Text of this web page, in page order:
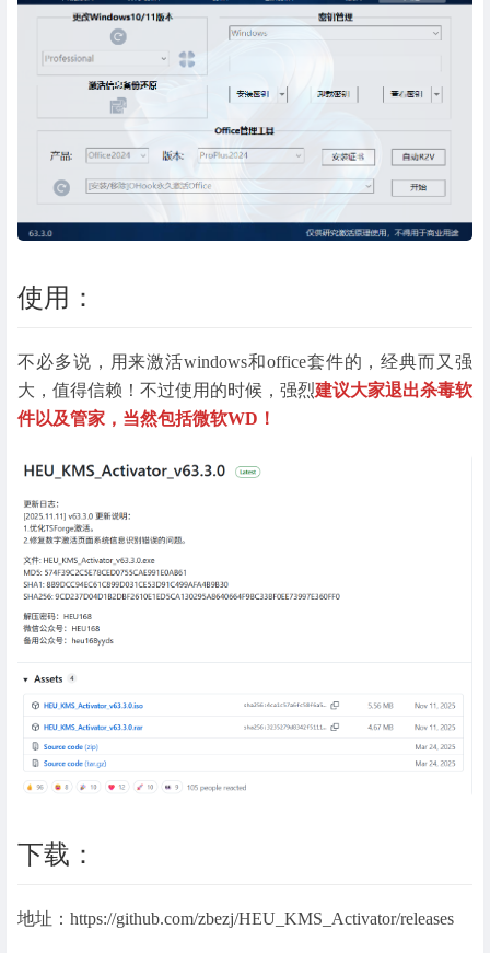
使用：
不必多说，用来激活windows和office套件的，经典而又强
大，值得信赖！不过使用的时候，强烈建议大家退出杀毒软
件以及管家，当然包括微软WD！
下载：
地址：https://github.com/zbezj/HEU_KMS_Activator/releases